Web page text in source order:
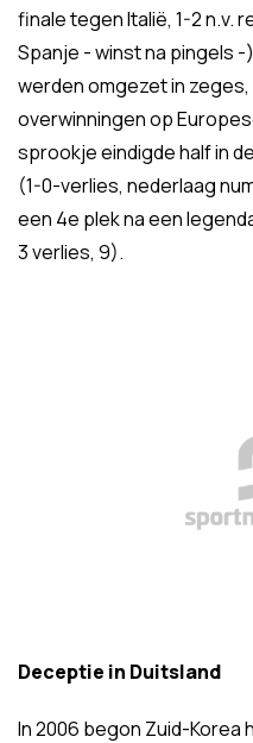
finale tegen Italië, 1-2 n.v.
Spanje - winst na pingels
werden omgezet in
overwinningen op
sprookje eindigde half in
(1-0-verlies, nederlaag
een 4e plek na een
3 verlies, 9).
Deceptie in Duitsland
In 2006 begon Zuid-Korea